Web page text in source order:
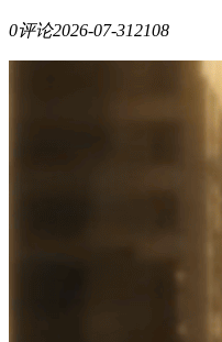
0评论2026-07-312108